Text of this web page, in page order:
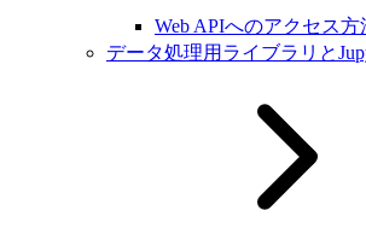
Web APIへのアクセス方
データ処理用ライブラリと